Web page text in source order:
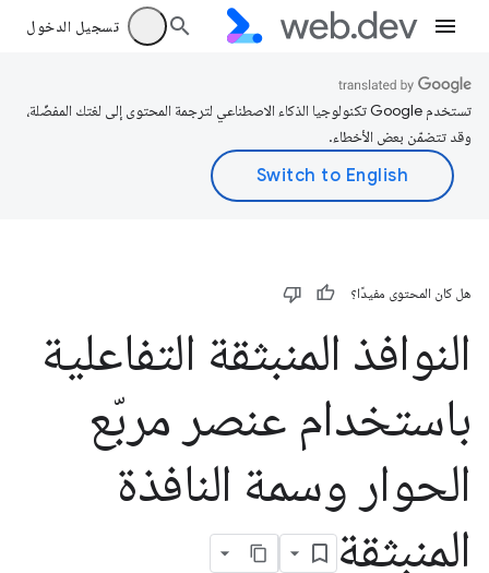
تسجيل الدخول
تستخدم Google تكنولوجيا الذكاء الاصطناعي لترجمة المحتوى إلى لغتك المفضّلة،
وقد تتضمّن بعض الأخطاء.
هل كان المحتوى مفيدًا؟
النوافذ المنبثقة التفاعلية
باستخدام عنصر مربّع
الحوار وسمة النافذة
المنبثقة